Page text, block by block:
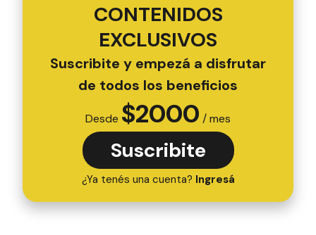
CONTENIDOS
EXCLUSIVOS
Suscribite y empezá a disfrutar
de todos los beneficios
Desde $2000 / mes
Suscribite
¿Ya tenés una cuenta? Ingresá